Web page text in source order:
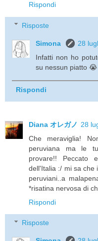
Rispondi
Risposte
Simona
28
Infatti non ho
su nessun piatto 😭
Rispondi
Diana オレガノ 28
Che meraviglia!
peruviana ma le
provare!! Peccato
dell'Italia :/ mi sa che
peruviani..a
*risatina nervosa di
Rispondi
Risposte